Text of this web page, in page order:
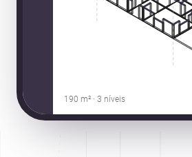
190 m² · 3 níveis